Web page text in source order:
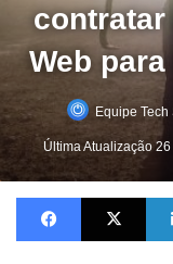
contratar
Web
Equipe Tech
Última Atualização
Facebook X